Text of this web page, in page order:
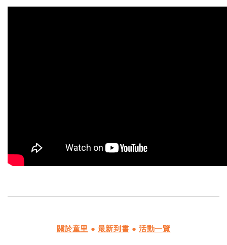
關於童里 ● 最新到書 ●活動一覽